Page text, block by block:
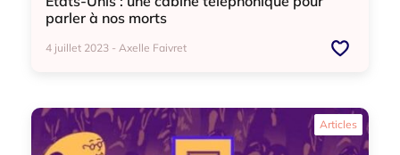
parler à nos morts
4 juillet 2023 - Axelle Faivret
Articles